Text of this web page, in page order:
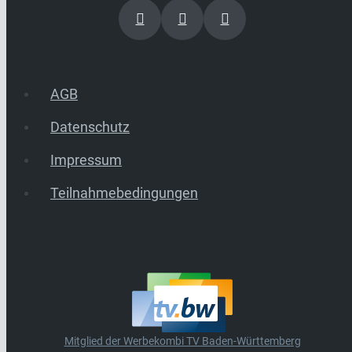
AGB
Datenschutz
Impressum
Teilnahmebedingungen
Mitglied der Werbekombi TV Baden-Württemberg